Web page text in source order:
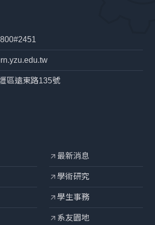
區遠東路135號
arrow_outward 最新消息
arrow_outward 學術研究
arrow_outward 學生事務
arrow_outward 系友園地